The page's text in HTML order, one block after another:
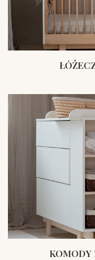
KOMODY